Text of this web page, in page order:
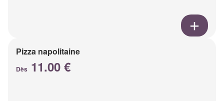
Pizza napolitaine
Dès 11.00 €